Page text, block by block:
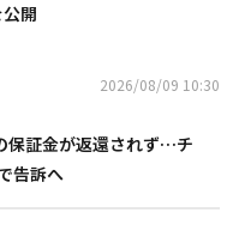
開
2026/08/09 10:30
保証金が返還されず…チ
告訴へ